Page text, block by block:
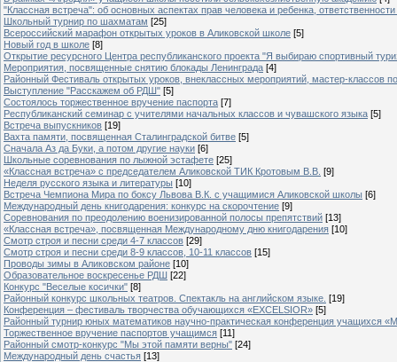
"Классная встреча": об основных аспектах прав человека и ребенка,
Школьный турнир по шахматам [25]
Всероссийский марафон открытых уроков в Аликовской школе [5]
Новый год в школе [8]
Открытие ресурсного Центра республиканского проекта "Я выбираю спортивный
Мероприятия, посвященные снятию блокады Ленинграда [4]
Районный Фестиваль открытых уроков, внеклассных мероприятий, мастер-классов
Выступление "Расскажем об РДШ" [5]
Состоялось торжественное вручение паспорта [7]
Республиканский семинар с учителями начальных классов и чувашского языка [5]
Встреча выпускников [19]
Вахта памяти, посвященная Сталинградской битве [5]
Сначала Аз да Буки, а потом другие науки [6]
Школьные соревнования по лыжной эстафете [25]
«Классная встреча» с председателем Аликовской ТИК Кротовым В.В. [9]
Неделя русского языка и литературы [10]
Встреча Чемпиона Мира по боксу Львова В.К. с учащимися Аликовской школы [6]
Международный день книгодарения: конкурс на скорочтение [9]
Cоревнования по преодолению военизированной полосы препятствий [13]
«Классная встреча», посвященная Международному дню книгодарения [10]
Смотр строя и песни среди 4-7 классов [29]
Смотр строя и песни среди 8-9 классов, 10-11 классов [15]
Проводы зимы в Аликовском районе [10]
Образовательное воскресенье РДШ [22]
Конкурс "Веселые косички" [8]
Районный конкурс школьных театров. Спектакль на английском языке. [19]
Конференция – фестиваль творчества обучающихся «EXCELSIOR» [5]
Районный турнир юных математиков научно-практическая конференция учащихся
Торжественное вручение паспортов учащимся [11]
Районный смотр-конкурс "Мы этой памяти верны" [24]
Международный день счастья [13]